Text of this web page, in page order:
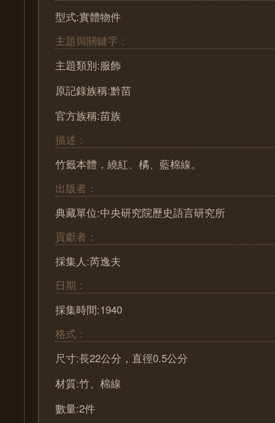
型式:實體物件
主題與關鍵字：
主題類別:服飾
原記錄族稱:黔苗
官方族稱:苗族
描述：
竹籤本體，繞紅、橘、藍棉線。
出版者：
典藏單位:中央研究院歷史語言研究所
貢獻者：
採集人:芮逸夫
日期：
採集時間:1940
格式：
尺寸:長22公分，直徑0.5公分
材質:竹、棉線
數量:2件